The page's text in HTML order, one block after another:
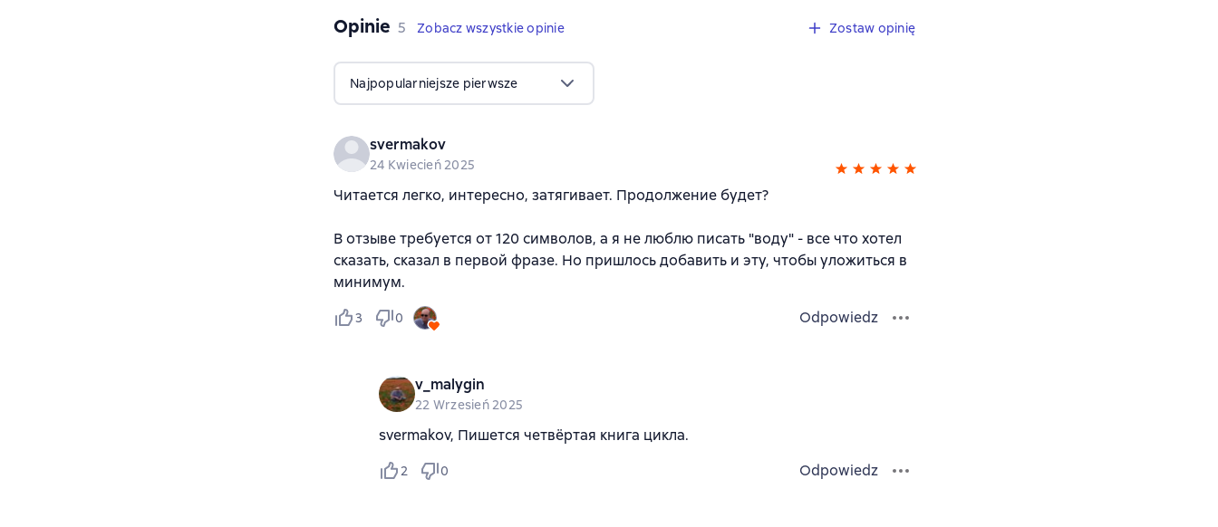
Opinie 5 opinie
5 Zobacz wszystkie opinie Zostaw opinię
Najpopularniejsze pierwsze
svermakov
24 Kwiecień 2025
Читается легко, интересно, затягивает. Продолжение будет?
В отзыве требуется от 120 символов, а я не люблю писать "воду" - все что хотел
сказать, сказал в первой фразе. Но пришлось добавить и эту, чтобы уложиться в
минимум.
3 0 Odpowiedz
v_malygin
22 Wrzesień 2025
svermakov, Пишется четвёртая книга цикла.
2 0 Odpowiedz